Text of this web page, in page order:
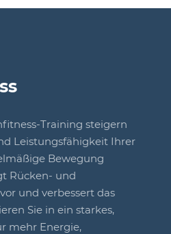
Training steigern
Leistungsfähigkeit Ihrer
Bewegung
Rücken- und
und verbessert das
Sie in ein starkes,
mehr Energie,